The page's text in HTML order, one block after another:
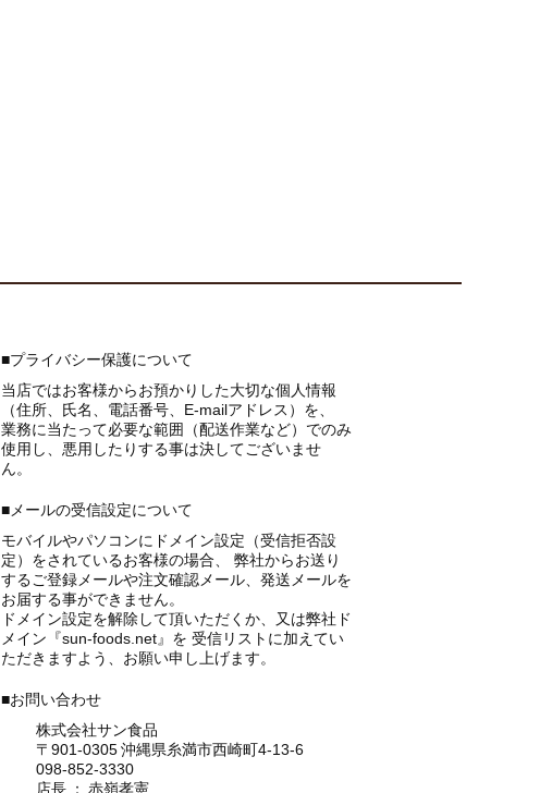
■プライバシー保護について
当店ではお客様からお預かりした大切な個人情報
（住所、氏名、電話番号、E-mailアドレス）を、
業務に当たって必要な範囲（配送作業など）でのみ
使用し、悪用したりする事は決してございませ
ん。
■メールの受信設定について
モバイルやパソコンにドメイン設定（受信拒否設
定）をされているお客様の場合、 弊社からお送り
するご登録メールや注文確認メール、発送メールを
お届する事ができません。
ドメイン設定を解除して頂いただくか、又は弊社ド
メイン『sun-foods.net』を 受信リストに加えてい
ただきますよう、お願い申し上げます。
■お問い合わせ
株式会社サン食品
〒901-0305 沖縄県糸満市西崎町4-13-6
098-852-3330
店長 ： 赤嶺孝憲